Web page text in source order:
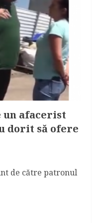
un afacerist
dorit să ofere
de către patronul